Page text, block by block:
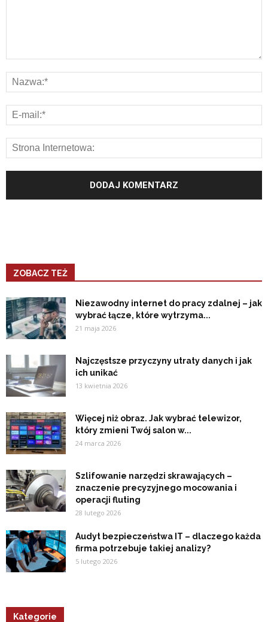
ZOBACZ TEŻ
Niezawodny internet do pracy zdalnej – jak
wybrać łącze, które wytrzyma...
21 maja 2026
Najczęstsze przyczyny utraty danych i jak
ich unikać
13 kwietnia 2026
Więcej niż obraz. Jak wybrać telewizor,
który zmieni Twój salon w...
24 marca 2026
Szlifowanie narzędzi skrawających –
znaczenie precyzyjnego mocowania i
operacji fluting
28 lutego 2026
Audyt bezpieczeństwa IT – dlaczego każda
firma potrzebuje takiej analizy?
5 lutego 2026
Kategorie